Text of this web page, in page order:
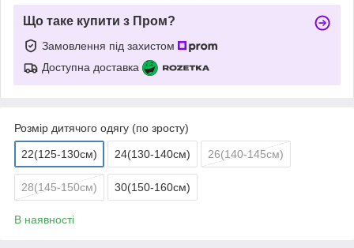
Що таке купити з Пром?
Замовлення під захистом
Доступна доставка
Розмір дитячого одягу (по зросту)
22(125-130см) 24(130-140см) 26(140-145см)
28(145-150см) 30(150-160см)
В наявності